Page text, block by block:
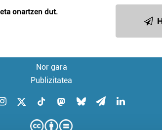
onartzen dut.
Nor gara
Publizitatea